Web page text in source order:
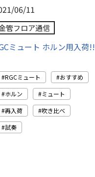
06/11
管フロア通信
ミュート ホルン用入荷!!
RGCミュート
おすすめ
ホルン
ミュート
再入荷
吹き比べ
試奏